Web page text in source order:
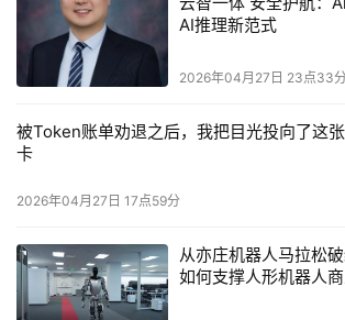
AI推理新范式
2026年04月27日 23点33分
被Token账单劝退之后，我把目光投向了这
卡
2026年04月27日 17点59分
从亦庄机器人马拉松
如何支撑人形机器人